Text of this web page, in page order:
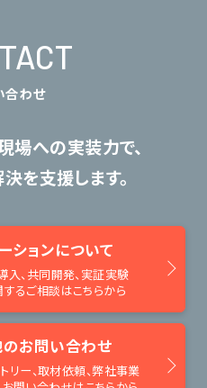
合わせ
場への実装力で、
を支援します。
ションについて
入、共同開発、 実証実験
するご相談はこちらから
のお問い合わせ
リー、取材依頼、弊社事業